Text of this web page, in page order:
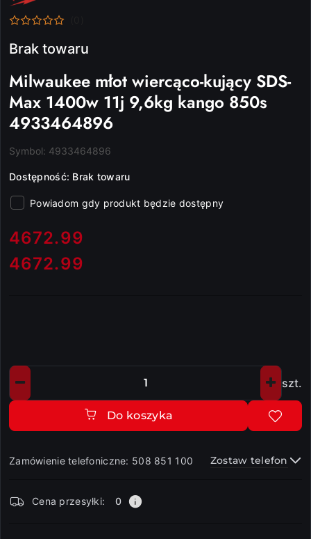
MILWAUKEE
Brak towaru
Milwaukee młot wiercąco-kujący SDS-
Max 1400w 11j 9,6kg kango 850s
4933464896
Symbol: 4933464896
Dostępność: Brak towaru
Powiadom gdy produkt będzie dostępny
cena:
4672.99
Cena:
4672.99
Ilość szt.
Do koszyka
Zamówienie telefoniczne: 508 851 100 Zostaw telefon
i
Cena przesyłki: 0